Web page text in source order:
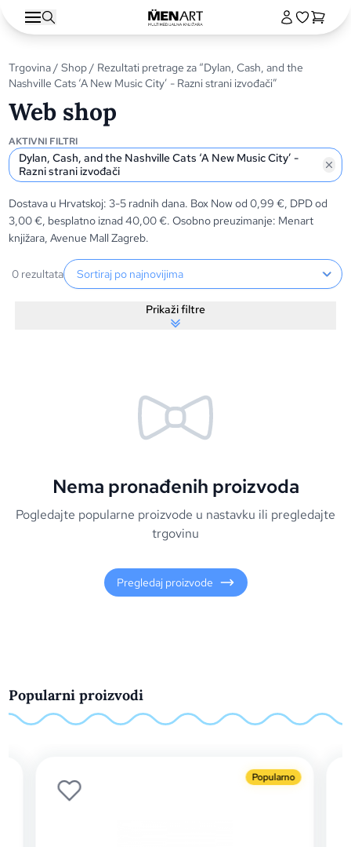
Trgovina/Shop/ Rezultati pretrage za “Dylan, Cash, and the
Nashville Cats ‘A New Music City’ - Razni strani izvođači”
Web shop
AKTIVNI FILTRI
Dylan, Cash, and the Nashville Cats ‘A New Music City’ -
Razni strani izvođači
Dostava u Hrvatskoj: 3-5 radnih dana. Box Now od 0,99 €, DPD od
3,00 €, besplatno iznad 40,00 €. Osobno preuzimanje: Menart
knjižara, Avenue Mall Zagreb.
0 rezultataSortiranje proizvoda
Prikaži filtre
Nema pronađenih proizvoda
Pogledajte popularne proizvode u nastavku ili pregledajte
trgovinu
Pregledaj proizvode
Popularni proizvodi
Popularno